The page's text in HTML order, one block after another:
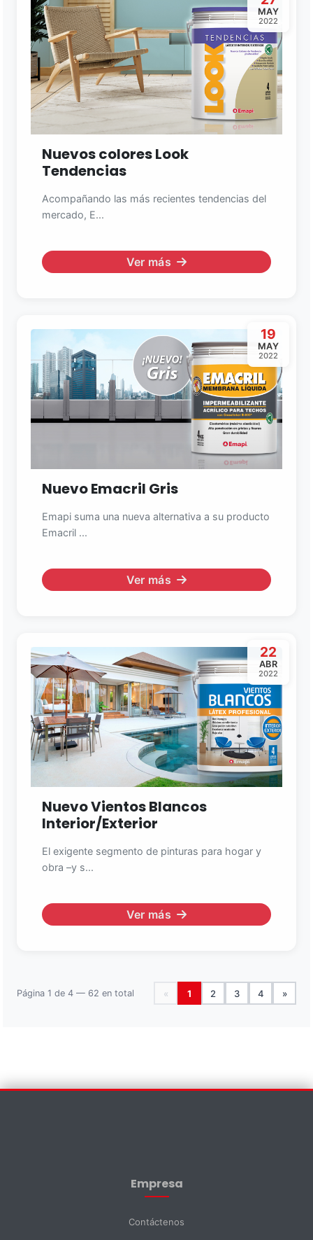
MAY
2022
Nuevos colores Look
Tendencias
Acompañando las más recientes tendencias del
mercado, E...
Ver más
19
MAY
2022
Nuevo Emacril Gris
Emapi suma una nueva alternativa a su producto
Emacril ...
Ver más
22
ABR
2022
Nuevo Vientos Blancos
Interior/Exterior
El exigente segmento de pinturas para hogar y
obra –y s...
Ver más
Página 1 de 4 — 62 en total « 1 2 3 4 »
Empresa
Contáctenos